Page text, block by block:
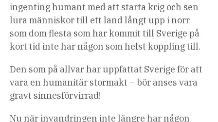
ingenting humant med att starta krig och sen
lura människor till ett land långt upp i norr
som dom flesta som har kommit till Sverige på
kort tid inte har någon som helst koppling till.
Den som på allvar har uppfattat Sverige för att
vara en humanitär stormakt – bör anses vara
gravt sinnesförvirrad!
Nu när invandringen inte längre har någon